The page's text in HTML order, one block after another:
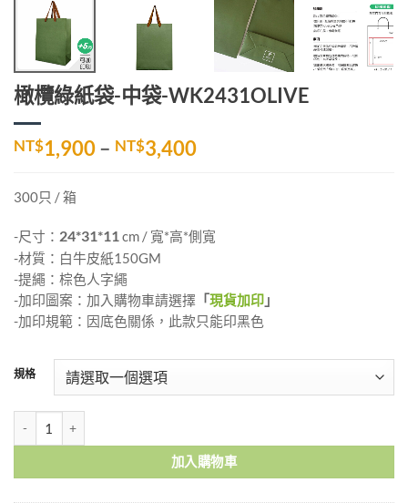
橄欖綠紙袋-中袋-WK2431OLIVE
NT$1,900– NT$3,400價
NT$1,900
到
300只 / 箱
-尺寸： 24*31*11cm / 寬*高*側寬
-材質：白牛皮紙150GM
-提繩：棕色人字繩
-加印圖案：加入購物車請選擇 「現貨加印 」
-加印規範：因底色關係，此款只能印黑色
規格
加入購物車